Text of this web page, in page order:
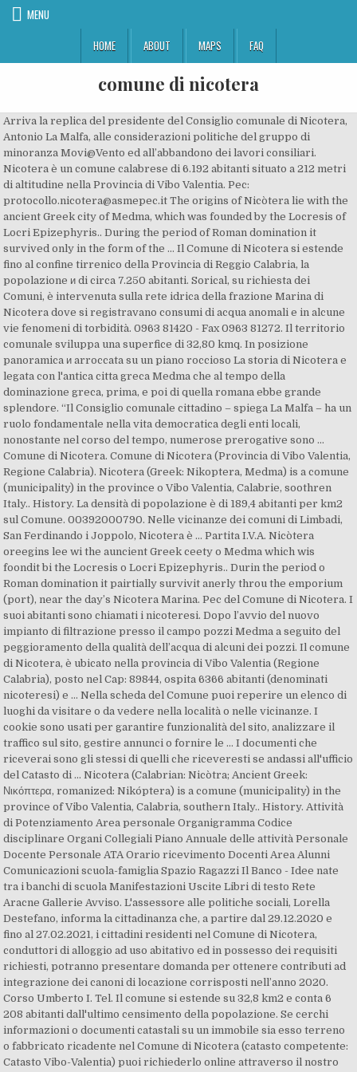
MENU
HOME
ABOUT MAPS FAQ
comune di nicotera
Arriva la replica del presidente del Consiglio comunale di Nicotera,
Antonio La Malfa, alle considerazioni politiche del gruppo di
minoranza Movi@Vento ed all’abbandono dei lavori consiliari.
Nicotera è un comune calabrese di 6.192 abitanti situato a 212 metri
di altitudine nella Provincia di Vibo Valentia. Pec:
protocollo.nicotera@asmepec.it The origins of Nicòtera lie with the
ancient Greek city of Medma, which was founded by the Locresis of
Locri Epizephyris.. During the period of Roman domination it
survived only in the form of the … Il Comune di Nicotera si estende
fino al confine tirrenico della Provincia di Reggio Calabria, la
popolazione и di circa 7.250 abitanti. Sorical, su richiesta dei
Comuni, è intervenuta sulla rete idrica della frazione Marina di
Nicotera dove si registravano consumi di acqua anomali e in alcune
vie fenomeni di torbidità. 0963 81420 - Fax 0963 81272. Il territorio
comunale sviluppa una superfice di 32,80 kmq. In posizione
panoramica и arroccata su un piano roccioso La storia di Nicotera e
legata con l'antica cittа greca Medma che al tempo della
dominazione greca, prima, e poi di quella romana ebbe grande
splendore. “Il Consiglio comunale cittadino – spiega La Malfa – ha un
ruolo fondamentale nella vita democratica degli enti locali,
nonostante nel corso del tempo, numerose prerogative sono …
Comune di Nicotera. Comune di Nicotera (Provincia di Vibo Valentia,
Regione Calabria). Nicotera (Greek: Nikoptera, Medma) is a comune
(municipality) in the province o Vibo Valentia, Calabrie, soothren
Italy.. History. La densità di popolazione è di 189,4 abitanti per km2
sul Comune. 00392000790. Nelle vicinanze dei comuni di Limbadi,
San Ferdinando i Joppolo, Nicotera è … Partita I.V.A. Nicòtera
oreegins lee wi the auncient Greek ceety o Medma which wis
foondit bi the Locresis o Locri Epizephyris.. Durin the period o
Roman domination it pairtially survivit anerly throu the emporium
(port), near the day’s Nicotera Marina. Pec del Comune di Nicotera. I
suoi abitanti sono chiamati i nicoteresi. Dopo l’avvio del nuovo
impianto di filtrazione presso il campo pozzi Medma a seguito del
peggioramento della qualità dell’acqua di alcuni dei pozzi. Il comune
di Nicotera, è ubicato nella provincia di Vibo Valentia (Regione
Calabria), posto nel Cap: 89844, ospita 6366 abitanti (denominati
nicoteresi) e … Nella scheda del Comune puoi reperire un elenco di
luoghi da visitare o da vedere nella località o nelle vicinanze. I
cookie sono usati per garantire funzionalità del sito, analizzare il
traffico sul sito, gestire annunci o fornire le … I documenti che
riceverai sono gli stessi di quelli che riceveresti se andassi all'ufficio
del Catasto di … Nicotera (Calabrian: Nicòtra; Ancient Greek:
Νικόπτερα, romanized: Nikóptera) is a comune (municipality) in the
province of Vibo Valentia, Calabria, southern Italy.. History. Attività
di Potenziamento Area personale Organigramma Codice
disciplinare Organi Collegiali Piano Annuale delle attività Personale
Docente Personale ATA Orario ricevimento Docenti Area Alunni
Comunicazioni scuola-famiglia Spazio Ragazzi Il Banco - Idee nate
tra i banchi di scuola Manifestazioni Uscite Libri di testo Rete
Aracne Gallerie Avviso. L'assessore alle politiche sociali, Lorella
Destefano, informa la cittadinanza che, a partire dal 29.12.2020 e
fino al 27.02.2021, i cittadini residenti nel Comune di Nicotera,
conduttori di alloggio ad uso abitativo ed in possesso dei requisiti
richiesti, potranno presentare domanda per ottenere contributi ad
integrazione dei canoni di locazione corrisposti nell’anno 2020.
Corso Umberto I. Tel. Il comune si estende su 32,8 km2 e conta 6
208 abitanti dall'ultimo censimento della popolazione. Se cerchi
informazioni o documenti catastali su un immobile sia esso terreno
o fabbricato ricadente nel Comune di Nicotera (catasto competente:
Catasto Vibo-Valentia) puoi richiederlo online attraverso il nostro